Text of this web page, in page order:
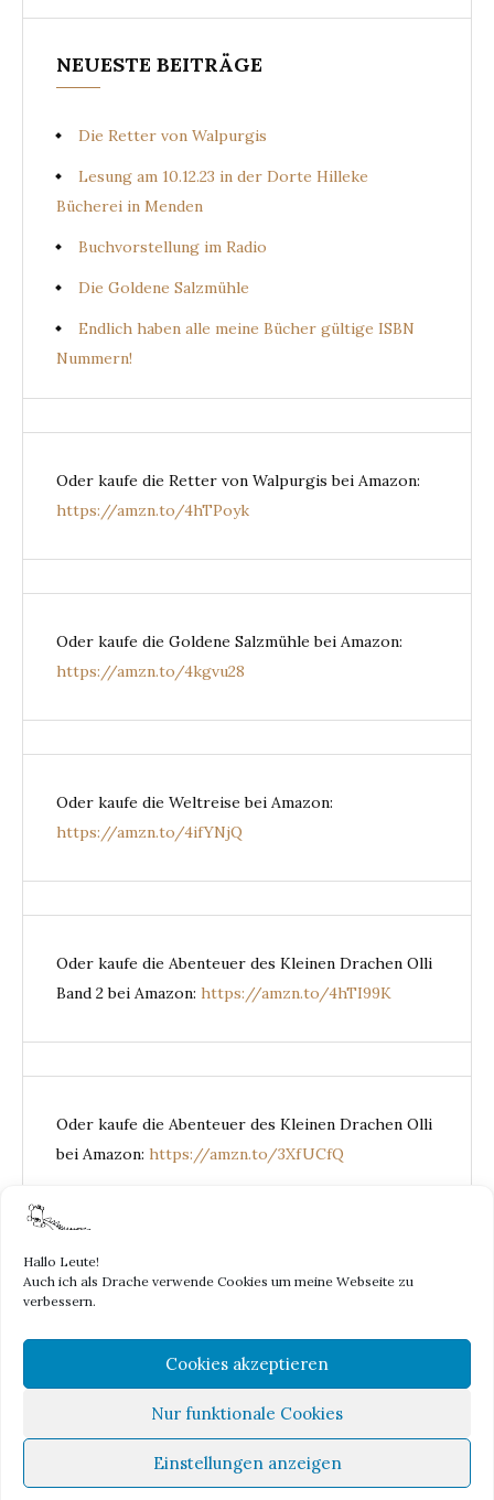
Hallo Leute!
Auch ich als Drache verwende Cookies um meine Webseite zu
verbessern.
Cookies akzeptieren
Nur funktionale Cookies
Einstellungen anzeigen
NEUESTE BEITRÄGE
Die Retter von Walpurgis
Lesung am 10.12.23 in der Dorte Hilleke
Bücherei in Menden
Buchvorstellung im Radio
Die Goldene Salzmühle
Endlich haben alle meine Bücher gültige ISBN
Nummern!
Oder kaufe die Retter von Walpurgis bei Amazon:
https://amzn.to/4hTPoyk
Oder kaufe die Goldene Salzmühle bei Amazon:
https://amzn.to/4kgvu28
Oder kaufe die Weltreise bei Amazon:
https://amzn.to/4ifYNjQ
Oder kaufe die Abenteuer des Kleinen Drachen Olli
Band 2 bei Amazon: https://amzn.to/4hTI99K
Oder kaufe die Abenteuer des Kleinen Drachen Olli
bei Amazon: https://amzn.to/3XfUCfQ
DER KLEINE
DRACHE
OLLI